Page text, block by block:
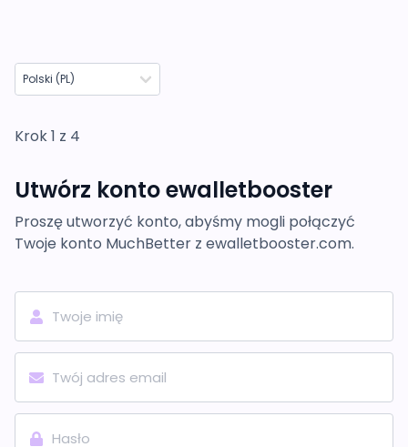
Krok 1 z 4
Utwórz konto ewalletbooster
Proszę utworzyć konto, abyśmy mogli połączyć
Twoje konto MuchBetter z ewalletbooster.com.